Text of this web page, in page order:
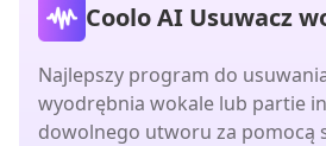
Coolo AI Usuwacz
Najlepszy program do
wyodrębnia wokale lub partie
dowolnego utworu za pomocą